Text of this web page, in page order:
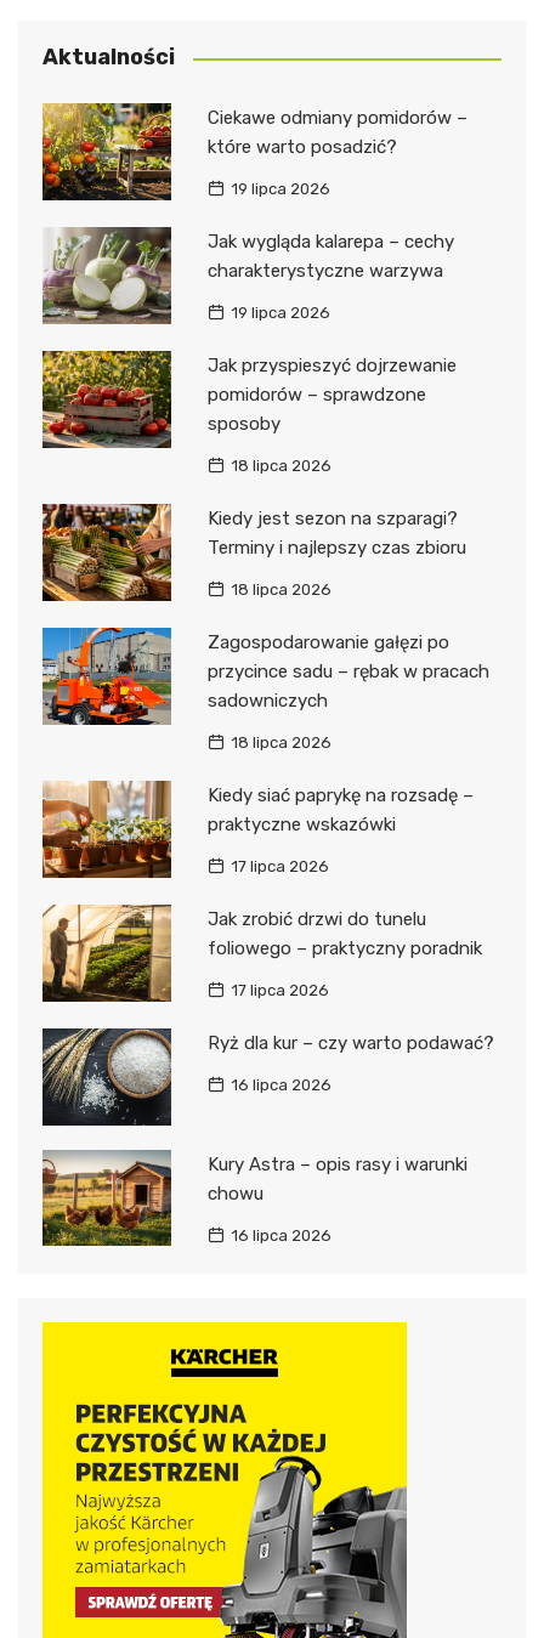
Aktualności
Ciekawe odmiany pomidorów –
które warto posadzić?
19 lipca 2026
Jak wygląda kalarepa – cechy
charakterystyczne warzywa
19 lipca 2026
Jak przyspieszyć dojrzewanie
pomidorów – sprawdzone
sposoby
18 lipca 2026
Kiedy jest sezon na szparagi?
Terminy i najlepszy czas zbioru
18 lipca 2026
Zagospodarowanie gałęzi po
przycince sadu – rębak w pracach
sadowniczych
18 lipca 2026
Kiedy siać paprykę na rozsadę –
praktyczne wskazówki
17 lipca 2026
Jak zrobić drzwi do tunelu
foliowego – praktyczny poradnik
17 lipca 2026
Ryż dla kur – czy warto podawać?
16 lipca 2026
Kury Astra – opis rasy i warunki
chowu
16 lipca 2026